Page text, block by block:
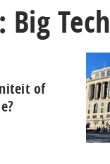
Tech
of